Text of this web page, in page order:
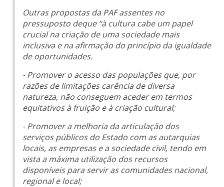
Outras propostas da PAF assentes no
pressuposto deque “à cultura cabe um papel
crucial na criação de uma sociedade mais
inclusiva e na afirmação do princípio da igualdade
de oportunidades.
- Promover o acesso das populações que, por
razões de limitações carência de diversa
natureza, não conseguem aceder em termos
equitativos à fruição e à criação cultural;
- Promover a melhoria da articulação dos
serviços públicos do Estado com as autarquias
locais, as empresas e a sociedade civil, tendo em
vista a máxima utilização dos recursos
disponíveis para servir as comunidades nacional,
regional e local;